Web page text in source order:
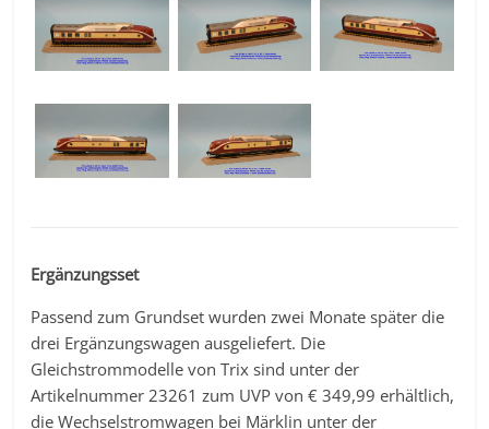
Ergänzungsset
Passend zum Grundset wurden zwei Monate später die
drei Ergänzungswagen ausgeliefert. Die
Gleichstrommodelle von Trix sind unter der
Artikelnummer 23261 zum UVP von € 349,99 erhältlich,
die Wechselstromwagen bei Märklin unter der